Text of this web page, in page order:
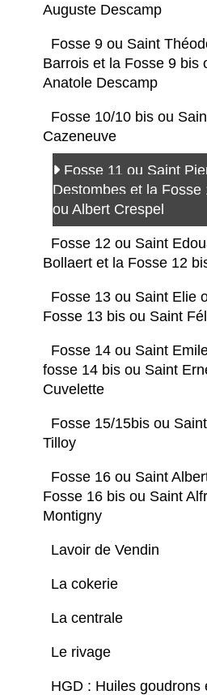
Auguste Descamp
Fosse 9 ou Saint
Barrois et la Fosse 9 bis
Anatole Descamp
Fosse 10/10 bis ou
Cazeneuve
Fosse 11 ou Saint
Destombes et la Fosse
ou Albert Crespel
Fosse 12 ou Saint
Bollaert et la Fosse 12
Fosse 13 ou Saint Elie
Fosse 13 bis ou Saint
Fosse 14 ou Saint
fosse 14 bis ou Saint
Cuvelette
Fosse 15/15bis ou
Tilloy
Fosse 16 ou Saint
Fosse 16 bis ou Saint
Montigny
Lavoir de Vendin
La cokerie
La centrale
Le rivage
HGD : Huiles goudrons